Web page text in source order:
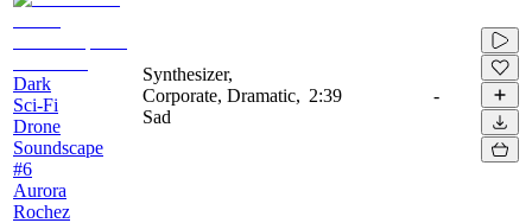
Dark
Sci-Fi
Drone
Soundscape
#6
Aurora
Rochez
Synthesizer,
Corporate, Dramatic,
Sad
2:39 -